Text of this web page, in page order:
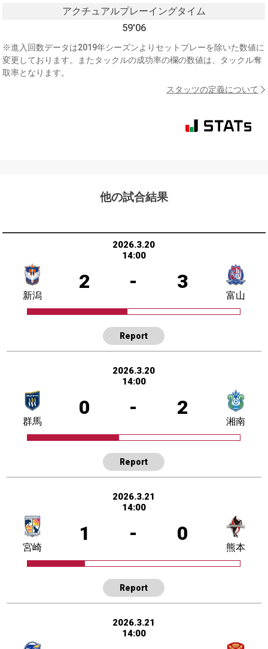
アクチュアルプレーイングタイム
59'06
※進入回数データは2019年シーズンよりセットプレーを除いた数値に
変更しております。またタックルの成功率の欄の数値は、タックル奪
取率となります。
スタッツの定義について
他の試合結果
2026.3.20
14:00
2 - 3
新潟 富山
Report
2026.3.20
14:00
0 - 2
群馬 湘南
Report
2026.3.21
14:00
1 - 0
宮崎 熊本
Report
2026.3.21
14:00